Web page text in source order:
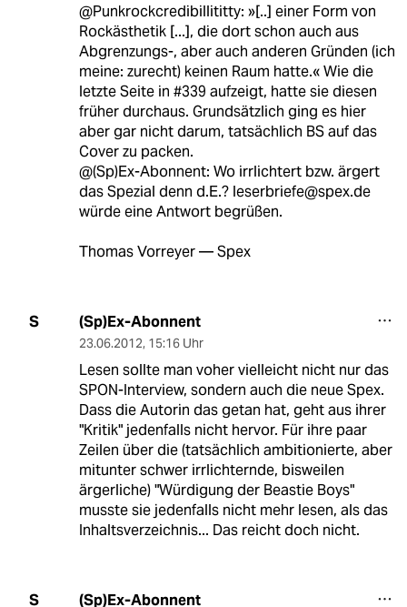
@Punkrockcredibillititty: »[..] einer Form von
Rockästhetik [...], die dort schon auch aus
Abgrenzungs-, aber auch anderen Gründen (ich
meine: zurecht) keinen Raum hatte.« Wie die
letzte Seite in #339 aufzeigt, hatte sie diesen
früher durchaus. Grundsätzlich ging es hier
aber gar nicht darum, tatsächlich BS auf das
Cover zu packen.
@(Sp)Ex-Abonnent: Wo irrlichtert bzw. ärgert
das Spezial denn d.E.? leserbriefe@spex.de
würde eine Antwort begrüßen.
Thomas Vorreyer — Spex
S (Sp)Ex-Abonnent
23.06.2012, 15:16 Uhr
Lesen sollte man voher vielleicht nicht nur das
SPON-Interview, sondern auch die neue Spex.
Dass die Autorin das getan hat, geht aus ihrer
"Kritik" jedenfalls nicht hervor. Für ihre paar
Zeilen über die (tatsächlich ambitionierte, aber
mitunter schwer irrlichternde, bisweilen
ärgerliche) "Würdigung der Beastie Boys"
musste sie jedenfalls nicht mehr lesen, als das
Inhaltsverzeichnis... Das reicht doch nicht.
S (Sp)Ex-Abonnent